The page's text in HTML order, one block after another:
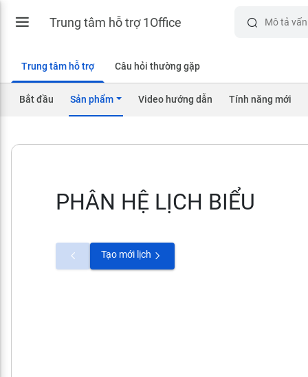
Trung tâm hỗ trợ 1Office
Trung tâm hỗ trợ Câu hỏi thường gặp
Bắt đầu Sản phẩm Video hướng dẫn Tính năng mới
PHÂN HỆ LỊCH BIỂU
Tạo mới lịch